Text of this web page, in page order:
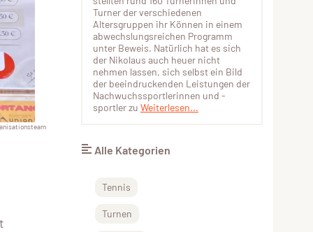
Turner der verschiedenen
Altersgruppen ihr Können in einem
abwechslungsreichen Programm
unter Beweis. Natürlich hat es sich
der Nikolaus auch heuer nicht
nehmen lassen, sich selbst ein Bild
der beeindruckenden Leistungen der
Nachwuchssportlerinnen und -
sportler zu Weiterlesen...
Alle Kategorien
Tennis
Turnen